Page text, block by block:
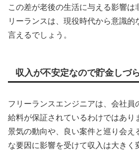
この差が老後の生活に与える影響は
リーランスは、現役時代から意識的
言えるでしょう。
収入が不安定なので貯金しづ
フリーランスエンジニアは、会社員
給料が保証されているわけではあり
景気の動向や、良い案件と巡り会え
な要因に影響を受けて収入は大きく